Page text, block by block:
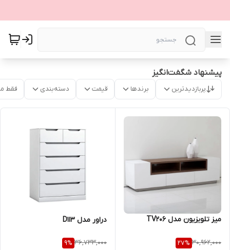
پیشنهاد شگفت‌انگیز
پربازدیدترین برندها قیمت دسته‌بندی فقط
میز تلویزیون مدل TV206
30,962,000
27%
دراور مدل D113
36,733,000
9%